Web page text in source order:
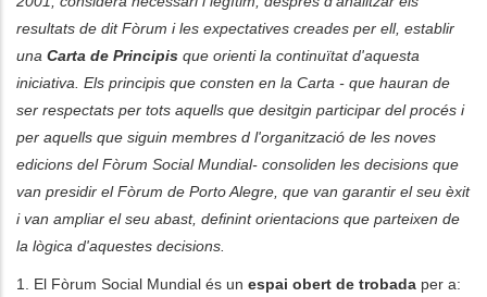
resultats de dit Fòrum i les expectatives creades per ell, establir
una Carta de Principis que orienti la continuïtat d'aquesta
iniciativa. Els principis que consten en la Carta - que hauran de
ser respectats per tots aquells que desitgin participar del procés i
per aquells que siguin membres d l'organització de les noves
edicions del Fòrum Social Mundial- consoliden les decisions que
van presidir el Fòrum de Porto Alegre, que van garantir el seu èxit
i van ampliar el seu abast, definint orientacions que parteixen de
la lògica d'aquestes decisions.
1. El Fòrum Social Mundial és un espai obert de trobada per a: